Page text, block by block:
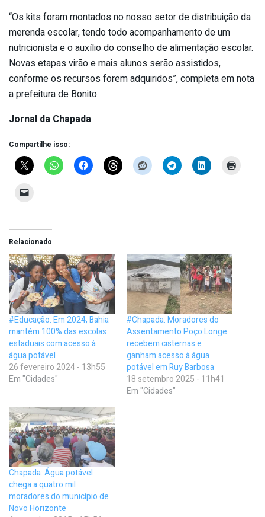
“Os kits foram montados no nosso setor de distribuição da
merenda escolar, tendo todo acompanhamento de um
nutricionista e o auxílio do conselho de alimentação escolar.
Novas etapas virão e mais alunos serão assistidos,
conforme os recursos forem adquiridos”, completa em nota
a prefeitura de Bonito.
Jornal da Chapada
Compartilhe isso:
Relacionado
#Educação: Em 2024, Bahia
mantém 100% das escolas
estaduais com acesso à
água potável
26 fevereiro 2024 - 13h55
Em "Cidades"
#Chapada: Moradores do
Assentamento Poço Longe
recebem cisternas e
ganham acesso à água
potável em Ruy Barbosa
18 setembro 2025 - 11h41
Em "Cidades"
Chapada: Água potável
chega a quatro mil
moradores do município de
Novo Horizonte